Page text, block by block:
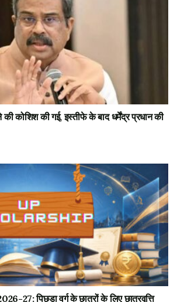
कोशिश की गई, इस्तीफे के बाद धर्मेंद्र प्रधान की
27: पिछड़ा वर्ग के छात्रों के लिए छात्रवृत्ति